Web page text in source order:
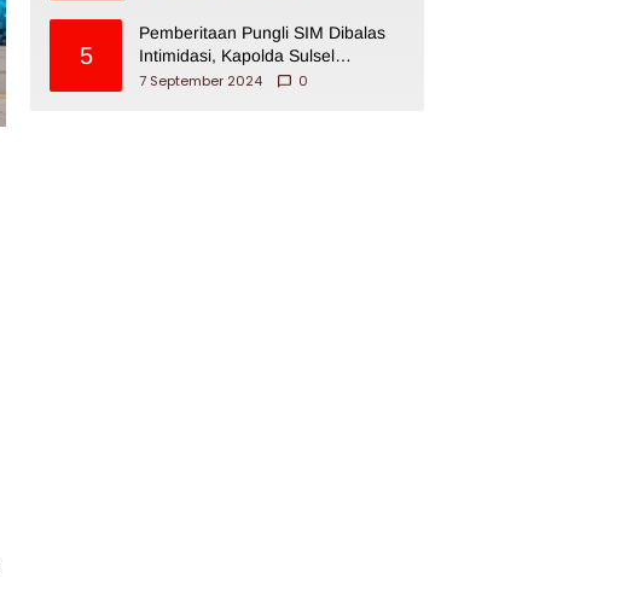
5
Pemberitaan Pungli SIM Dibalas
Intimidasi, Kapolda Sulsel
Dikecam PJI Sulsel
7 September 2024 0